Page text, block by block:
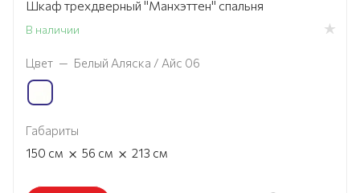
Шкаф трехдверный "Манхэттен" спальня
В наличии
Цвет — Белый Аляска / Айс 06
Габариты
150 см × 56 см × 213 см